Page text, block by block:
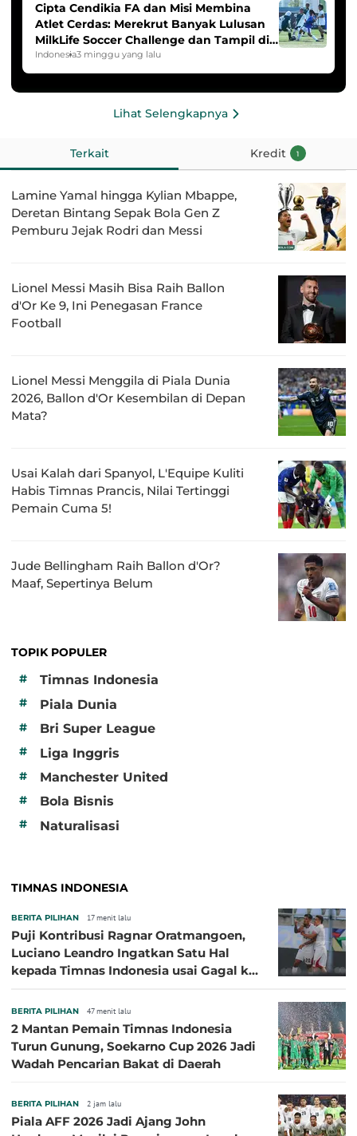
Cipta Cendikia FA dan Misi Membina
Atlet Cerdas: Merekrut Banyak Lulusan
MilkLife Soccer Challenge dan Tampil di
HYDROPLUS Soccer League
Indonesia3 minggu yang lalu
Lihat Selengkapnya
Terkait Kredit 1
Lamine Yamal hingga Kylian Mbappe,
Deretan Bintang Sepak Bola Gen Z
Pemburu Jejak Rodri dan Messi
Lionel Messi Masih Bisa Raih Ballon
d'Or Ke 9, Ini Penegasan France
Football
Lionel Messi Menggila di Piala Dunia
2026, Ballon d'Or Kesembilan di Depan
Mata?
Usai Kalah dari Spanyol, L'Equipe Kuliti
Habis Timnas Prancis, Nilai Tertinggi
Pemain Cuma 5!
Jude Bellingham Raih Ballon d'Or?
Maaf, Sepertinya Belum
TOPIK POPULER
#
Timnas Indonesia
# Piala Dunia
# Bri Super League
# Liga Inggris
# Manchester United
# Bola Bisnis
# Naturalisasi
TIMNAS INDONESIA
BERITA PILIHAN 17 menit lalu
Puji Kontribusi Ragnar Oratmangoen,
Luciano Leandro Ingatkan Satu Hal
kepada Timnas Indonesia usai Gagal ke
BERITA PILIHAN 47 menit lalu
2 Mantan Pemain Timnas Indonesia
Turun Gunung, Soekarno Cup 2026 Jadi
Wadah Pencarian Bakat di Daerah
BERITA PILIHAN 2 jam lalu
Piala AFF 2026 Jadi Ajang John